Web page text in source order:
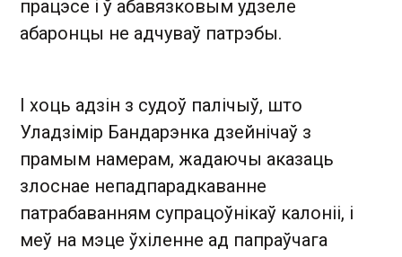
працэсе і ў абавязковым удзеле
абаронцы не адчуваў патрэбы.
І хоць адзін з судоў палічыў, што
Уладзімір Бандарэнка дзейнічаў з
прамым намерам, жадаючы аказаць
злоснае непадпарадкаванне
патрабаванням супрацоўнікаў калоніі, і
меў на мэце ўхіленне ад папраўчага